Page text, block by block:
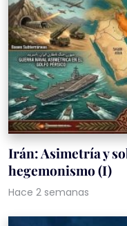
Irán: Asimetría y
hegemonismo (I)
Hace 2 semanas